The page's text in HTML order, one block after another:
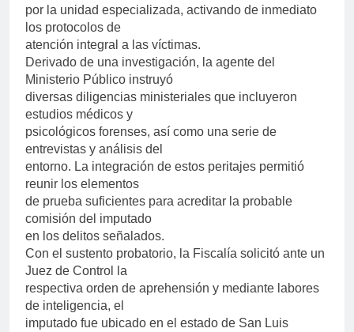
por la unidad especializada, activando de inmediato
los protocolos de
atención integral a las víctimas.
Derivado de una investigación, la agente del
Ministerio Público instruyó
diversas diligencias ministeriales que incluyeron
estudios médicos y
psicológicos forenses, así como una serie de
entrevistas y análisis del
entorno. La integración de estos peritajes permitió
reunir los elementos
de prueba suficientes para acreditar la probable
comisión del imputado
en los delitos señalados.
Con el sustento probatorio, la Fiscalía solicitó ante un
Juez de Control la
respectiva orden de aprehensión y mediante labores
de inteligencia, el
imputado fue ubicado en el estado de San Luis